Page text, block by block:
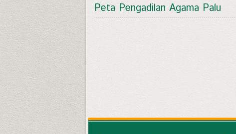
Peta Pengadilan Agama Palu